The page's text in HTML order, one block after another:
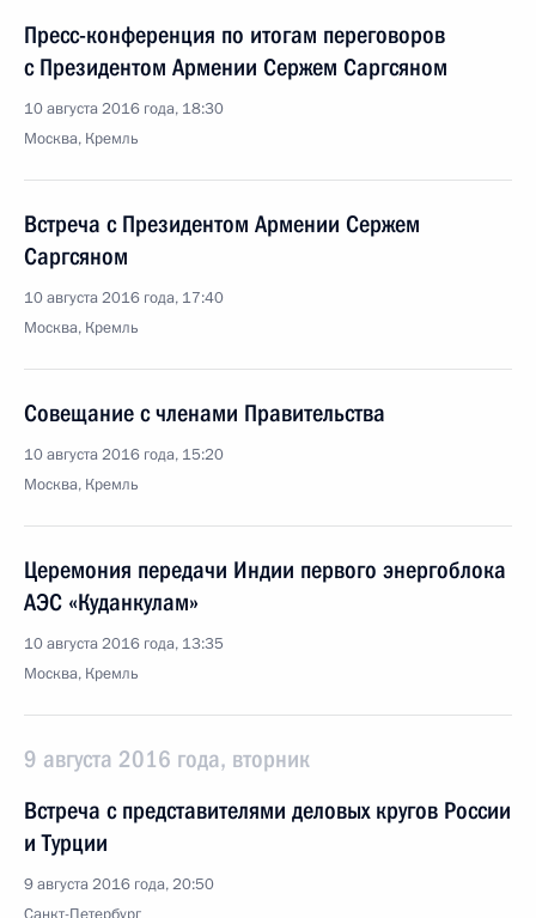
Пресс-конференция по итогам переговоров
с Президентом Армении Сержем Саргсяном
10 августа 2016 года, 18:30
Москва, Кремль
Встреча с Президентом Армении Сержем
Саргсяном
10 августа 2016 года, 17:40
Москва, Кремль
Совещание с членами Правительства
10 августа 2016 года, 15:20
Москва, Кремль
Церемония передачи Индии первого энергоблока
АЭС «Куданкулам»
10 августа 2016 года, 13:35
Москва, Кремль
9 августа 2016 года, вторник
Встреча с представителями деловых кругов России
и Турции
9 августа 2016 года, 20:50